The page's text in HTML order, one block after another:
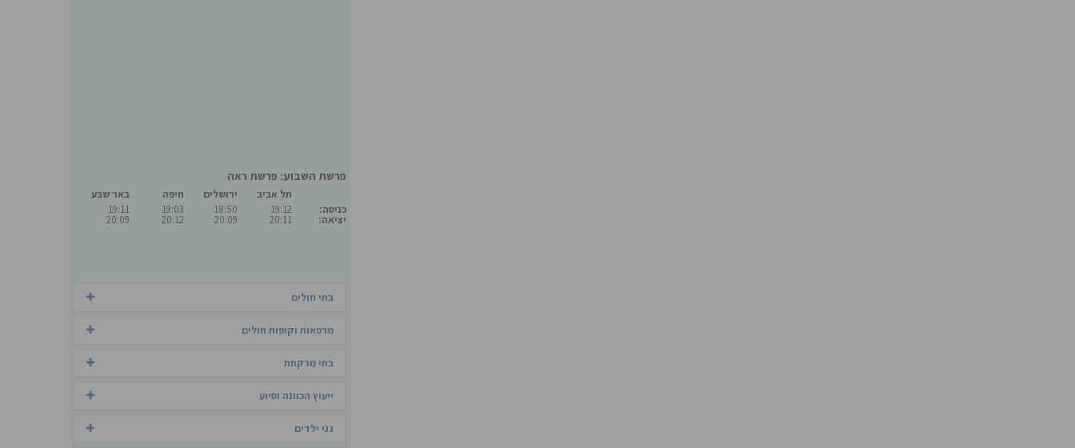
פרשת השבוע: פרשת ראה
כניסה:
יציאה:
תל אביב
19:12
20:11
ירושלים
18:50
20:09
חיפה
19:03
20:12
באר שבע
19:11
20:09
בתי חולים
מרפאות וקופות חולים
בתי מרקחת
ייעוץ הכוונה וסיוע
גני ילדים